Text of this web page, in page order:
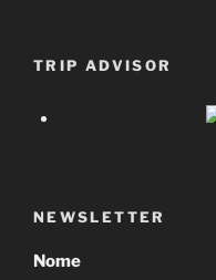
TRIP ADVISOR
NEWSLETTER
Nome